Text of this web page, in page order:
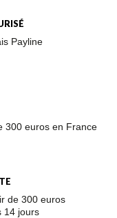
Payline
300 euros en France
de 300 euros
14 jours